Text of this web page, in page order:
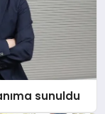
sunuldu